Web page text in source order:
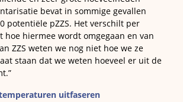
bevat in sommige gevallen
potentiële pZZS. Het verschilt per
hoe hiermee wordt omgegaan en van
ZZS weten we nog niet hoe we ze
staan dat we weten hoeveel er uit de
uitfaseren